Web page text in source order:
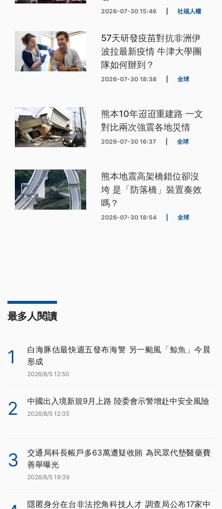
2026-07-30 15:46 社福人權
57天研發疫苗對抗非洲伊
波拉最新疫情 牛津大學團
隊如何辦到？
2026-07-30 18:38 全球
熊本10年迢迢重建路 一文
對比兩次強震各地災情
2026-07-30 16:37 全球
熊本地震高架橋錯位卻沒
垮 是「防落橋」裝置奏效
嗎？
2026-07-30 18:54 全球
最多人閱讀
1
白海豚估最快週五發布海警 另一颱風「鯨魚」今晨
形成
2026/8/5 12:50
2 中國出入境新規9月上路 陸委會示警增赴中安全風險
2026/8/5 12:35
3
交通局科長帳戶多63萬遭疑收賄 為民眾代墊醫藥費
善舉曝光
2026/8/5 19:39
隱匿身分在台非法挖角科技人才 調查局公布17家中